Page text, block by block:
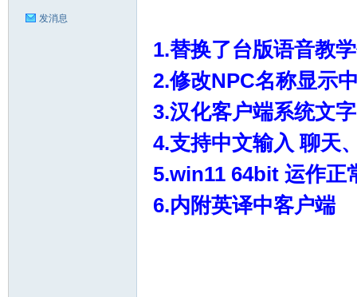
发消息
1.替换了台版语音教
2.修改NPC名称显示
3.汉化客户端系统文字
4.支持中文输入 聊天
5.win11 64bit 运作正
6.内附英译中客户端